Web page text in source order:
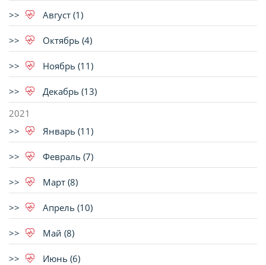
Август (1)
Октябрь (4)
Ноябрь (11)
Декабрь (13)
2021
Январь (11)
Февраль (7)
Март (8)
Апрель (10)
Май (8)
Июнь (6)